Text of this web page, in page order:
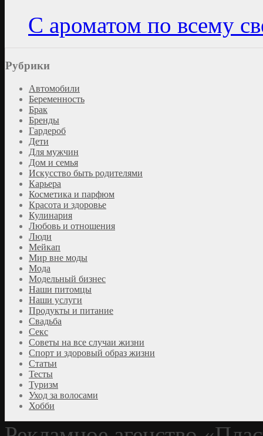
С ароматом по всему
Рубрики
Автомобили
Беременность
Брак
Бренды
Гардероб
Дети
Для мужчин
Дом и семья
Искусство быть родителями
Карьера
Косметика и парфюм
Красота и здоровье
Кулинария
Любовь и отношения
Люди
Мейкап
Мир вне моды
Мода
Модельный бизнес
Наши питомцы
Наши услуги
Продукты и питание
Свадьба
Секс
Советы на все случаи жизни
Спорт и здоровый образ жизни
Статьи
Тесты
Туризм
Уход за волосами
Хобби